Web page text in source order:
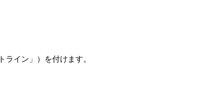
イン」）を付けます。